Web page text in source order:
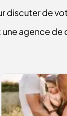
discuter de
agence